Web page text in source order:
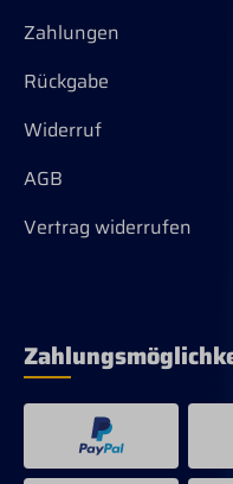
Zahlungen
Rückgabe
Widerruf
AGB
Vertrag widerrufen